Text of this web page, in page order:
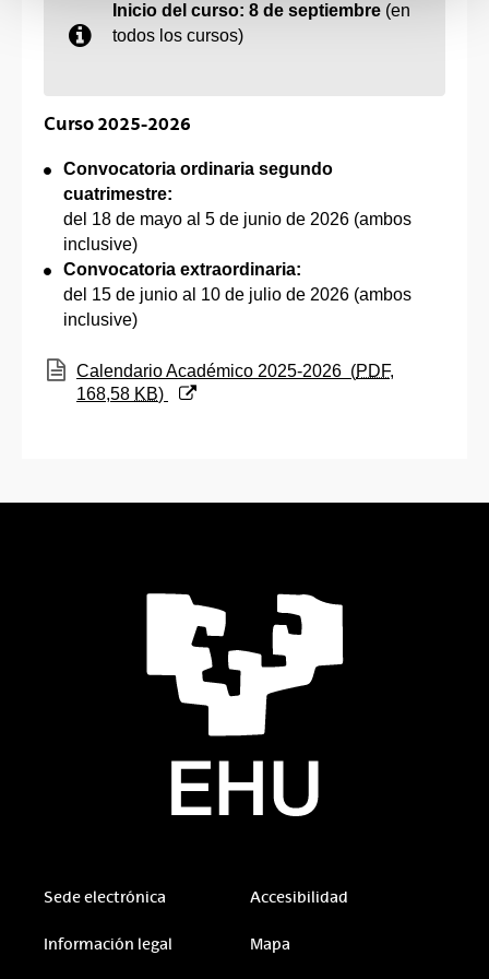
Inicio del curso: 8 de septiembre (en
todos los cursos)
Curso 2025-2026
Convocatoria ordinaria segundo
cuatrimestre:
del 18 de mayo al 5 de junio de 2026 (ambos
inclusive)
Convocatoria extraordinaria:
del 15 de junio al 10 de julio de 2026 (ambos
inclusive)
(Abre una nueva ventana)
Calendario Académico 2025-2026 (PDF,
168,58 KB)
Sede electrónica Accesibilidad
Información legal Mapa